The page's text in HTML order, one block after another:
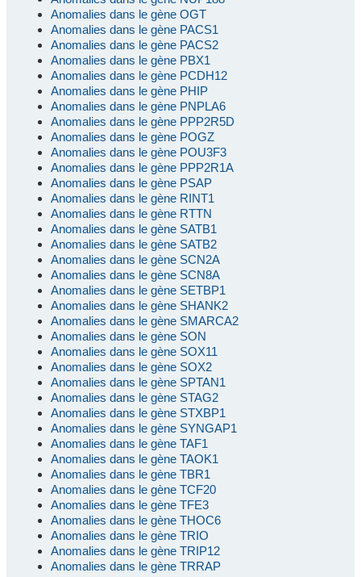
Anomalies dans le gène OGT
Anomalies dans le gène PACS1
Anomalies dans le gène PACS2
Anomalies dans le gène PBX1
Anomalies dans le gène PCDH12
Anomalies dans le gène PHIP
Anomalies dans le gène PNPLA6
Anomalies dans le gène PPP2R5D
Anomalies dans le gène POGZ
Anomalies dans le gène POU3F3
Anomalies dans le gène PPP2R1A
Anomalies dans le gène PSAP
Anomalies dans le gène RINT1
Anomalies dans le gène RTTN
Anomalies dans le gène SATB1
Anomalies dans le gène SATB2
Anomalies dans le gène SCN2A
Anomalies dans le gène SCN8A
Anomalies dans le gène SETBP1
Anomalies dans le gène SHANK2
Anomalies dans le gène SMARCA2
Anomalies dans le gène SON
Anomalies dans le gène SOX11
Anomalies dans le gène SOX2
Anomalies dans le gène SPTAN1
Anomalies dans le gène STAG2
Anomalies dans le gène STXBP1
Anomalies dans le gène SYNGAP1
Anomalies dans le gène TAF1
Anomalies dans le gène TAOK1
Anomalies dans le gène TBR1
Anomalies dans le gène TCF20
Anomalies dans le gène TFE3
Anomalies dans le gène THOC6
Anomalies dans le gène TRIO
Anomalies dans le gène TRIP12
Anomalies dans le gène TRRAP